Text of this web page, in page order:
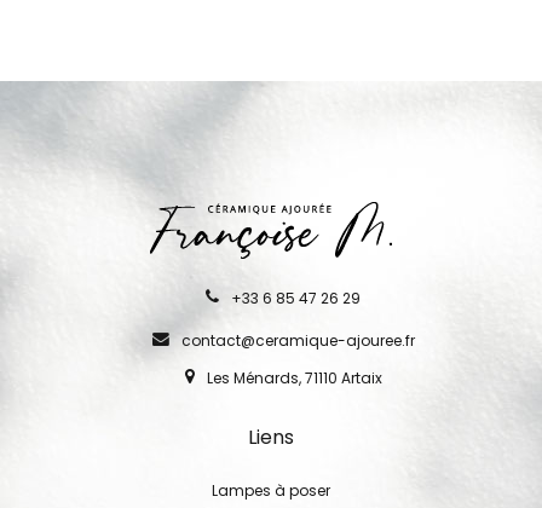
+33 6 85 47 26 29
contact@ceramique-ajouree.fr
Les Ménards, 71110 Artaix
Liens
Lampes à poser